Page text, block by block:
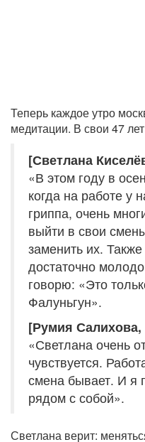
Теперь каждое утро
медитации. В свои 47
[Светлана
«В этом году в
когда на работе у
гриппа, очень
выйти в свои
заменить их.
достаточно
говорю: «Это
Фалуньгун».
[Румия
«Светлана очень
чувствуется.
смена бывает. И я
рядом с собой».
Светлана верит: